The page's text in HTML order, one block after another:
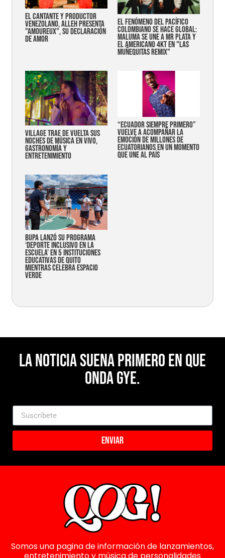
EL CANTANTE Y PRODUCTOR
VENEZOLANO, ALLEH PRESENTA
"AMOUREUX", SU DECLARACIÓN
DE AMOR
EL FENÓMENO DEL PACÍFICO
COLOMBIANO SE HACE GLOBAL:
MALUMA SE UNE A MR PLATA Y
EL AMERICANO 4KT EN "LAS
MUÑEQUITAS REMIX"
Village trae de vuelta sus
noches de música en vivo,
gastronomía y
entretenimiento
“Ecuador siempre primero”
vuelve a acompañar la
emoción de millones de
ecuatorianos en un momento
que une al país
Bupa lanzó su programa
‘Deporte Inclusivo en la
Escuela’ en 5 instituciones
educativas de Quito
mientras celebra espacio
verde
La noticia suena primero en Que
Onda Gye.
Enviar
Somos una pagina de información de lanzamientos,